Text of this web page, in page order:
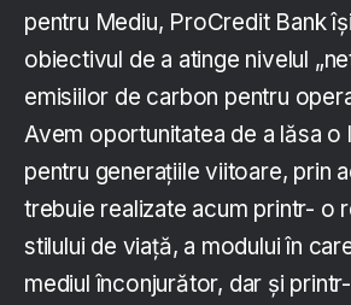
pentru Mediu, ProCredit Bank
obiectivul de a atinge nivelul
emisiilor de carbon pentru
Avem oportunitatea de a lăsa o
pentru generațiile viitoare, prin
trebuie realizate acum printr- o
stilului de viață, a modului în
mediul înconjurător, dar și